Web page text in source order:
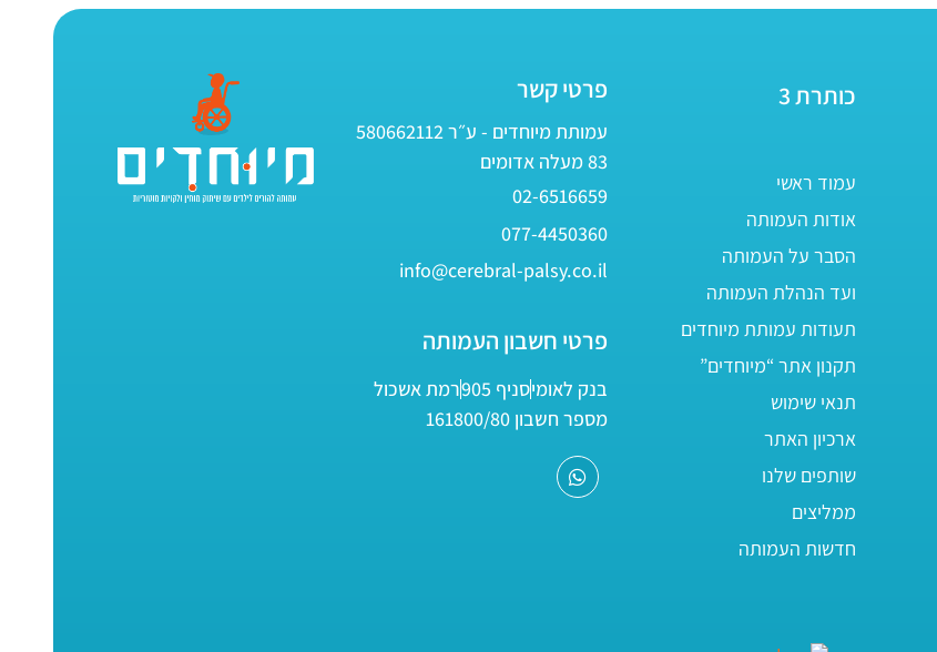
כותרת 3
עמוד ראשי
אודות העמותה
הסבר על העמותה
ועד הנהלת העמותה
תעודות עמותת מיוחדים
תקנון אתר “מיוחדים”
תנאי שימוש
ארכיון האתר
שותפים שלנו
ממליצים
חדשות העמותה
פרטי קשר
עמותת מיוחדים - ע״ר 580662112
83 מעלה אדומים
02-6516659
077-4450360
info@cerebral-palsy.co.il
פרטי חשבון העמותה
בנק לאומיסניף 905
רמת אשכול
מספר חשבון 161800/80